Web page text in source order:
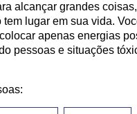
alcançar grandes
lugar em sua vida.
apenas energias
pessoas e situações